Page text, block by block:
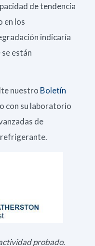
de tendencia
en los
indicaría
están
nuestro Boletín
con su laboratorio
de
probado.